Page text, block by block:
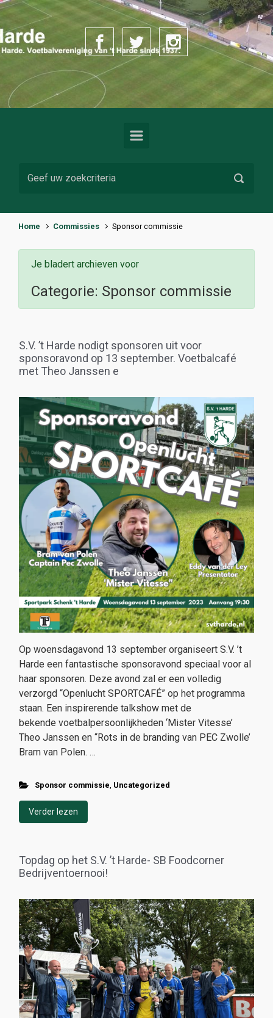
Spring naar de hoofdinhoud
Home Commissies Sponsor commissie
Je bladert archieven voor
Categorie: Sponsor commissie
S.V. ’t Harde nodigt sponsoren uit voor
sponsoravond op 13 september. Voetbalcafé
met Theo Janssen e
Op woensdagavond 13 september organiseert S.V. ’t
Harde een fantastische sponsoravond speciaal voor al
haar sponsoren. Deze avond zal er een volledig
verzorgd “Openlucht SPORTCAFÉ” op het programma
staan. Een inspirerende talkshow met de
bekende voetbalpersoonlijkheden ‘Mister Vitesse’
Theo Janssen en “Rots in de branding van PEC Zwolle’
Bram van Polen. …
Sponsor commissie Uncategorized
Verder lezen
Topdag op het S.V. ’t Harde- SB Foodcorner
Bedrijventoernooi!